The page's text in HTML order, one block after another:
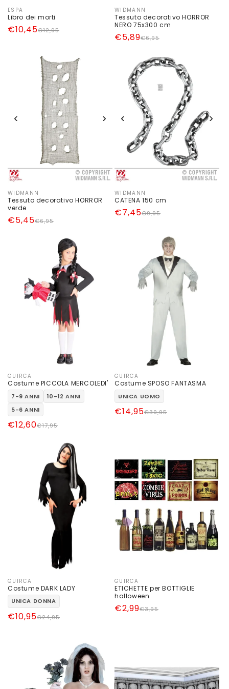
Produttore:
ESPA
Libro dei morti
Prezzo€12,95
Prezzo
€10,45
Produttore:
WIDMANN
Tessuto decorativo HORROR
NERO 75x300 cm
Prezzo
listino
€6,95
Prezzo
€5,89
‹ ›
Produttore:
WIDMANN
Tessuto decorativo HORROR
verde
Prezzo€6,95
Prezzo
€5,45
‹ ›
Produttore:
WIDMANN
CATENA 150 cm
Prezzo€9,95
Prezzo
€7,45
Produttore:
GUIRCA
Costume PICCOLA MERCOLEDI'
7-9 ANNI
10-12 ANNI
5-6 ANNI
Prezzo€17,95
Prezzo
€12,60
Produttore:
GUIRCA
Costume SPOSO FANTASMA
UNICA UOMO
Prezzo€30,95
Prezzo
€14,95
Produttore:
GUIRCA
Costume DARK LADY
UNICA DONNA
Prezzo€24,95
Prezzo
€10,95
Produttore:
GUIRCA
ETICHETTE per BOTTIGLIE
halloween
Prezzo€3,95
Prezzo
€2,99